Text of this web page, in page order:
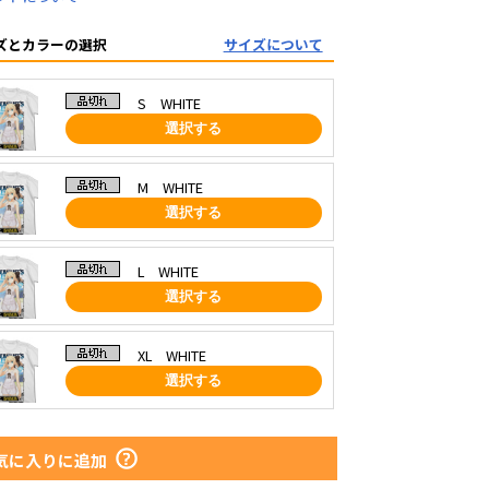
とカラーの選択 サイズについて
S WHITE
選択する
M WHITE
選択する
L WHITE
選択する
XL WHITE
選択する
に入りに追加